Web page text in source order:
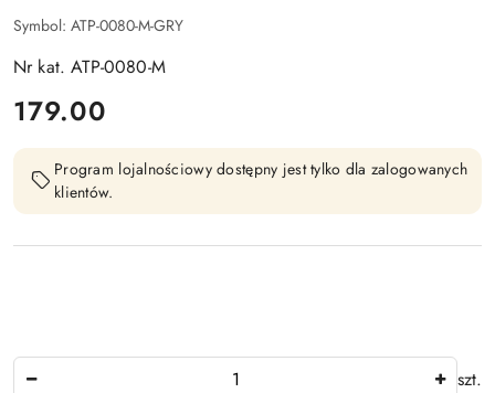
Symbol: ATP-0080-M-GRY
Nr kat. ATP-0080-M
cena:
179.00
Program lojalnościowy dostępny jest tylko dla zalogowanych
klientów.
szt.